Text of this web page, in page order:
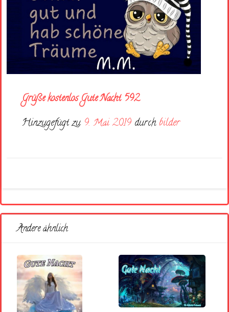
Grüße kostenlos Gute Nacht 592
Hinzugefügt zu 9. Mai 2019 durch bilder
Andere ähnlich